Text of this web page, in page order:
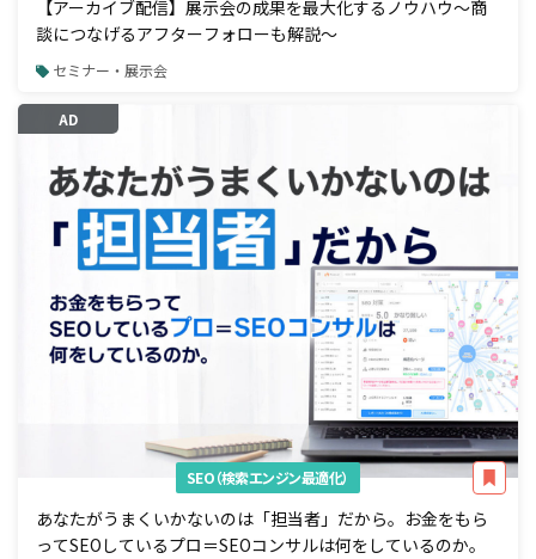
【アーカイブ配信】展示会の成果を最大化するノウハウ～商
談につなげるアフターフォローも解説～
セミナー・展示会
AD
SEO（検索エンジン最適化）
あなたがうまくいかないのは「担当者」だから。お金をもら
ってSEOしているプロ＝SEOコンサルは何をしているのか。